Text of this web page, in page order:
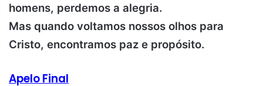
homens, perdemos a alegria.
Mas quando voltamos nossos olhos para
Cristo, encontramos paz e propósito.
Apelo Final